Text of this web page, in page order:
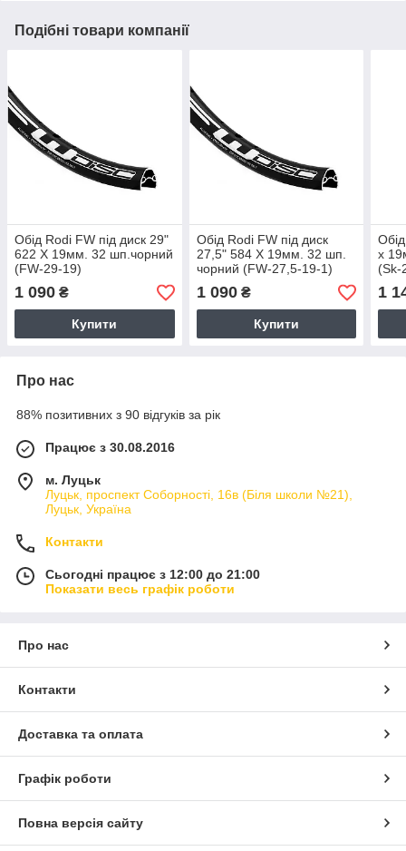
Подібні товари компанії
Обід Rodi FW під диск 29"
622 X 19мм. 32 шп.чорний
(FW-29-19)
1 090 ₴
Купити
Обід Rodi FW під диск
27,5" 584 X 19мм. 32 шп.
чорний (FW-27,5-19-1)
1 090₴
Купити
x
(Sk-
1
Про нас
88% позитивних з 90 відгуків за рік
Працює з 30.08.2016
м. Луцьк
Луцьк, проспект Соборності, 16в (Біля школи №21),
Луцьк, Україна
Контакти
Сьогодні працює з 12:00 до 21:00
Показати весь графік роботи
Про нас
Контакти
Доставка та оплата
Графік роботи
Повна версія сайту